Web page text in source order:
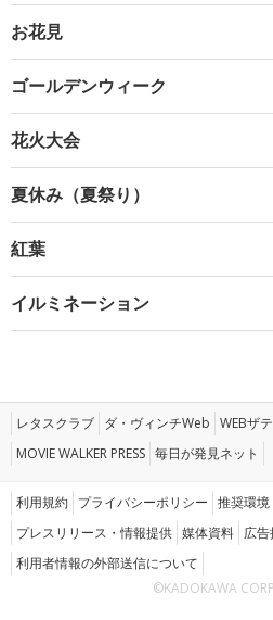
お花見
ゴールデンウィーク
花火大会
夏休み（夏祭り）
紅葉
イルミネーション
レタスクラブ ダ・ヴィンチWeb WEBザ
MOVIE WALKER PRESS 毎日が発見ネット
利用規約 プライバシーポリシー 推奨環境
プレスリリース・情報提供 媒体資料 広
利用者情報の外部送信について
©KADOKAWA